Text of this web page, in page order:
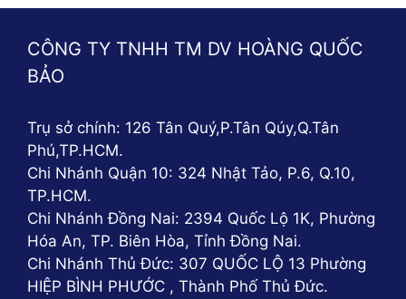
CÔNG TY TNHH TM DV HOÀNG QUỐC
BẢO
Trụ sở chính: 126 Tân Quý,P.Tân Qúy,Q.Tân
Phú,TP.HCM.
Chi Nhánh Quận 10: 324 Nhật Tảo, P.6, Q.10,
TP.HCM.
Chi Nhánh Đồng Nai: 2394 Quốc Lộ 1K, Phường
Hóa An, TP. Biên Hòa, Tỉnh Đồng Nai.
Chi Nhánh Thủ Đức: 307 QUỐC LỘ 13 Phường
HIỆP BÌNH PHƯỚC , Thành Phố Thủ Đức.